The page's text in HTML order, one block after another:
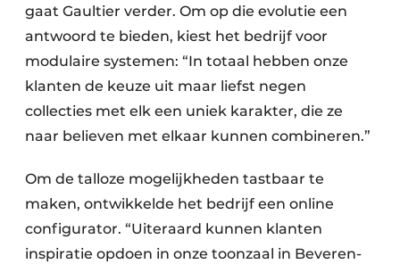
gaat Gaultier verder. Om op die evolutie een
antwoord te bieden, kiest het bedrijf voor
modulaire systemen: “In totaal hebben onze
klanten de keuze uit maar liefst negen
collecties met elk een uniek karakter, die ze
naar believen met elkaar kunnen combineren.”
Om de talloze mogelijkheden tastbaar te
maken, ontwikkelde het bedrijf een online
configurator. “Uiteraard kunnen klanten
inspiratie opdoen in onze toonzaal in Beveren-